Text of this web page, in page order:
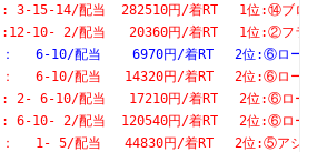
単]: 3-15-14/配当  282510円/着RT
]:12-10- 2/配当   20360円/着RT　 1位
　]：　 6-10/配当    6970円/着RT　
　]：　 6-10/配当   14320円/着RT
複]: 2- 6-10/配当   17210円/着RT
単]: 6-10- 2/配当  120540円/着RT
]：　 1- 5/配当   44830円/着RT　 2